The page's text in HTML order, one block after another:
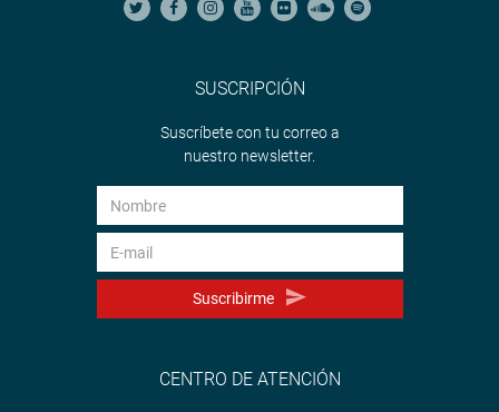
SUSCRIPCIÓN
Suscríbete con tu correo a
nuestro newsletter.
Suscribirme
CENTRO DE ATENCIÓN